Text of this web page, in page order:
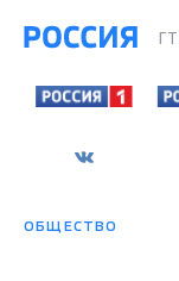
ОБЩЕСТВО